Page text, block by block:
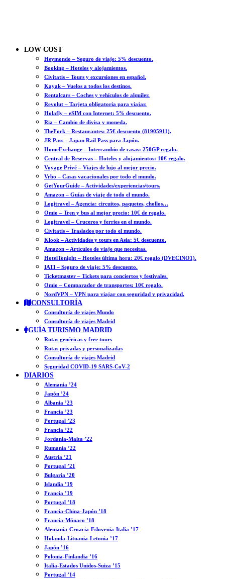
LOW COST
Heymondo – Seguro de viaje: 5% descuento.
Booking – Hoteles y alojamientos.
Civitatis – Tours y excursiones en español.
Kayak – Vuelos a todos los destinos.
Rentalcars – Coches y vehículos de alquiler.
Revolut – Tarjeta obligatoria para viajar.
Holafly – eSIM con Internet: 5% descuento.
Ria – Cambio de divisa y moneda.
TheFork – Restaurantes: 25€ descuento (81905911).
JR Pass – Japan Rail Pass para Japón.
HomeExchange – Intercambio de casas: 250GP regalo.
Central de Reservas – Hoteles y alojamientos: 10€ regalo.
Voyage Privé – Viajes de lujo al mejor precio.
Vrbo – Casas vacacionales por todo el mundo.
GetYourGuide – Actividades/experiencias/tours.
Amazon – Guías de viaje de todo el mundo.
Logitravel – Agencia: circuitos, paquetes, chollos…
Omio – Tren y bus al mejor precio: 10€ de regalo.
Logitravel – Cruceros y ferries en el mundo.
Civitatis – Traslados por todo el mundo.
Klook – Actividades y tours en Asia: 5€ descuento.
Amazon – Artículos de viaje que necesitas.
HotelTonight – Hoteles última hora: 20€ regalo (DVECINO1).
IATI – Seguro de viaje: 5% descuento.
Ticketmaster – Tickets para conciertos y festivales.
Omio – Comparador de transportes: 10€ regalo.
NordVPN – VPN para viajar con seguridad y privacidad.
CONSULTORÍA
Consultoría de viajes Mundo
Consultoría de viajes Madrid
GUÍA TURISMO MADRID
Rutas genéricas y free tours
Rutas privadas y personalizadas
Consultoría de viajes Madrid
Seguridad COVID-19 SARS-CoV-2
DIARIOS
Alemania ’24
Japón ’24
Albania ’23
Francia ’23
Portugal ’23
Francia ’22
Jordania-Malta ’22
Rumanía ’22
Austria ’21
Portugal ’21
Bulgaria ’20
Islandia ’19
Francia ’19
Portugal ’18
Francia-China-Japón ’18
Francia-Mónaco ’18
Alemania-Croacia-Eslovenia-Italia ’17
Holanda-Lituania-Letonia ’17
Japón ’16
Polonia-Finlandia ’16
Italia-Estados Unidos-Suiza ’15
Portugal ’14